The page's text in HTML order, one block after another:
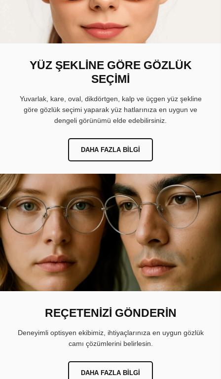
YÜZ ŞEKLİNE GÖRE GÖZLÜK
SEÇİMİ
Yuvarlak, kare, oval, dikdörtgen, kalp ve üçgen yüz şekline
göre gözlük seçimi yaparak yüz hatlarınıza en uygun ve
dengeli görünümü elde edebilirsiniz.
DAHA FAZLA BILGI
REÇETENİZİ GÖNDERİN
Deneyimli optisyen ekibimiz, ihtiyaçlarınıza en uygun gözlük
camı çözümlerini belirlesin.
DAHA FAZLA BILGI